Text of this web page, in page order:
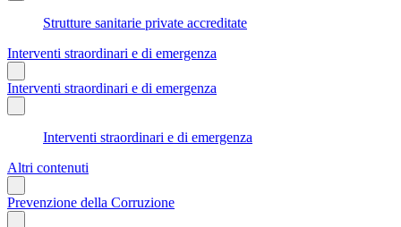
Strutture sanitarie private accreditate
Interventi straordinari e di emergenza
Interventi straordinari e di emergenza
Interventi straordinari e di emergenza
Altri contenuti
Prevenzione della Corruzione